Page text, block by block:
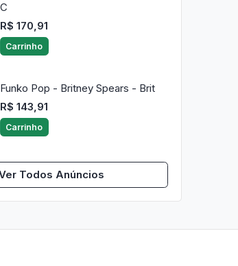
C
R$ 170,91
Carrinho
Funko Pop - Britney Spears - Brit
R$ 143,91
Carrinho
Todos Anúncios